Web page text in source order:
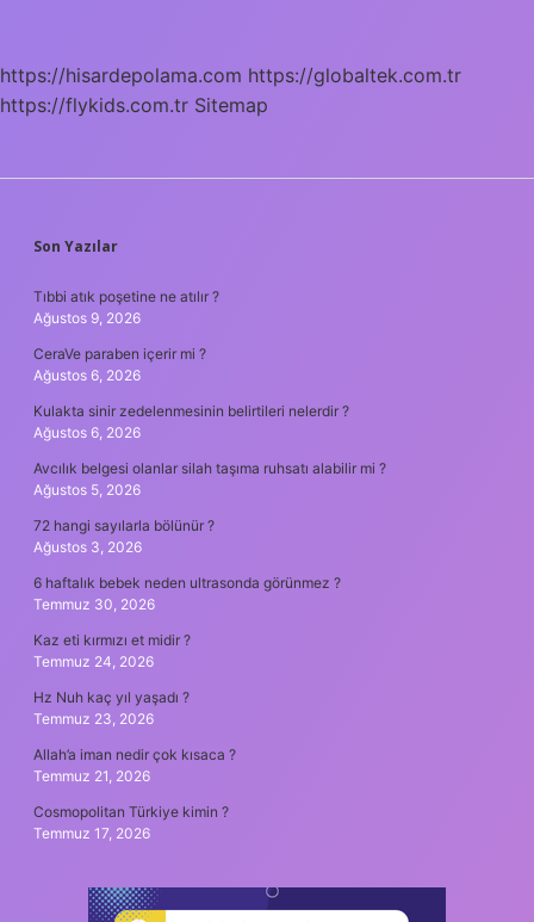
https://hisardepolama.com https://globaltek.com.tr
https://flykids.com.tr Sitemap
SIDEBAR
Son Yazılar
Tıbbi atık poşetine ne atılır ?
Ağustos 9, 2026
CeraVe paraben içerir mi ?
Ağustos 6, 2026
Kulakta sinir zedelenmesinin belirtileri nelerdir ?
Ağustos 6, 2026
Avcılık belgesi olanlar silah taşıma ruhsatı alabilir mi ?
Ağustos 5, 2026
72 hangi sayılarla bölünür ?
Ağustos 3, 2026
6 haftalık bebek neden ultrasonda görünmez ?
Temmuz 30, 2026
Kaz eti kırmızı et midir ?
Temmuz 24, 2026
Hz Nuh kaç yıl yaşadı ?
Temmuz 23, 2026
Allah’a iman nedir çok kısaca ?
Temmuz 21, 2026
Cosmopolitan Türkiye kimin ?
Temmuz 17, 2026